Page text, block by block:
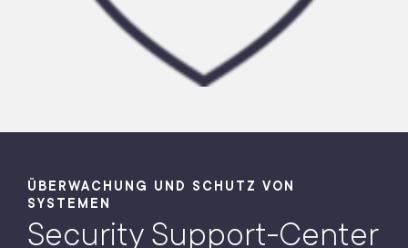
ÜBERWACHUNG UND SCHUTZ VON
SYSTEMEN
Security Support-Center